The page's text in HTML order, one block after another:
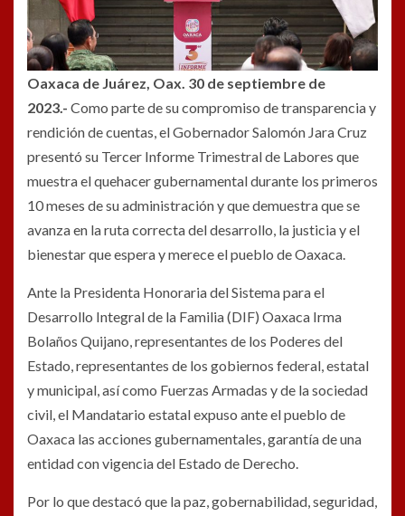
Oaxaca de Juárez, Oax. 30 de septiembre de
2023.- Como parte de su compromiso de transparencia y
rendición de cuentas, el Gobernador Salomón Jara Cruz
presentó su Tercer Informe Trimestral de Labores que
muestra el quehacer gubernamental durante los primeros
10 meses de su administración y que demuestra que se
avanza en la ruta correcta del desarrollo, la justicia y el
bienestar que espera y merece el pueblo de Oaxaca.
Ante la Presidenta Honoraria del Sistema para el
Desarrollo Integral de la Familia (DIF) Oaxaca Irma
Bolaños Quijano, representantes de los Poderes del
Estado, representantes de los gobiernos federal, estatal
y municipal, así como Fuerzas Armadas y de la sociedad
civil, el Mandatario estatal expuso ante el pueblo de
Oaxaca las acciones gubernamentales, garantía de una
entidad con vigencia del Estado de Derecho.
Por lo que destacó que la paz, gobernabilidad, seguridad,